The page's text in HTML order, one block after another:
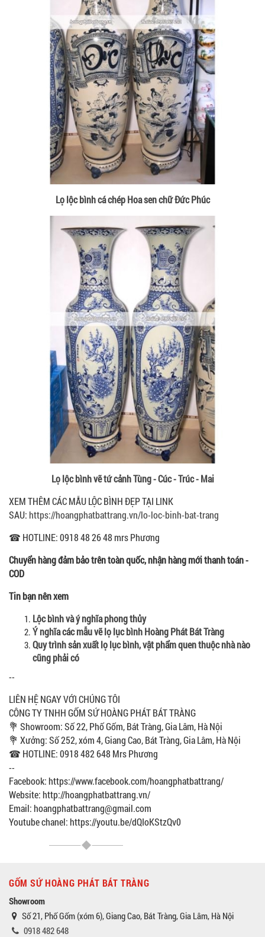
Lọ lộc bình cá chép Hoa sen chữ Đức Phúc
Lọ lộc bình vẽ tứ cảnh Tùng - Cúc - Trúc - Mai
XEM THÊM CÁC MẪU LỘC BÌNH ĐẸP TẠI LINK
SAU: https://hoangphatbattrang.vn/lo-loc-binh-bat-trang
☎ HOTLINE: 0918 48 26 48 mrs Phương
Chuyển hàng đảm bảo trên toàn quốc, nhận hàng mới thanh toán -
COD
Tin bạn nên xem
Lộc bình và ý nghĩa phong thủy
Ý nghĩa các mẫu vẽ lọ lục bình Hoàng Phát Bát Tràng
Quy trình sản xuất lọ lục bình, vật phẩm quen thuộc nhà nào
cũng phải có
--
LIÊN HỆ NGAY VỚI CHÚNG TÔI
CÔNG TY TNHH GỐM SỨ HOÀNG PHÁT BÁT TRÀNG
💐 Showroom: Số 22, Phố Gốm, Bát Tràng, Gia Lâm, Hà Nội
💐 Xưởng: Số 252, xóm 4, Giang Cao, Bát Tràng, Gia Lâm, Hà Nội
☎ HOTLINE: 0918 482 648 Mrs Phương
--
Facebook: https://www.facebook.com/hoangphatbattrang/
Website: http://hoangphatbattrang.vn/
Email: hoangphatbattrang@gmail.com
Youtube chanel: https://youtu.be/dQIoKStzQv0
GỐM SỨ HOÀNG PHÁT BÁT TRÀNG
Showroom
Số 21, Phố Gốm (xóm 6), Giang Cao, Bát Tràng, Gia Lâm, Hà Nội
0918 482 648